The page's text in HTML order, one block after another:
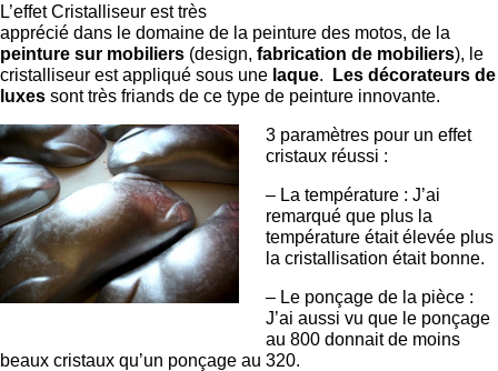
L’effet Cristalliseur est très
apprécié dans le domaine de la peinture des motos, de la
peinture sur mobiliers (design, fabrication de mobiliers), le
cristalliseur est appliqué sous une laque.
Les décorateurs de
luxes sont très friands de ce type de peinture innovante.
3 paramètres pour un effet
cristaux réussi :
– La température : J’ai
remarqué que plus la
température était élevée plus
la cristallisation était bonne.
– Le ponçage de la pièce :
J’ai aussi vu que le ponçage
au 800 donnait de moins
beaux cristaux qu’un ponçage au 320.